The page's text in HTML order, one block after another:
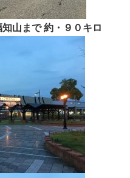
山まで 約・９０キロ